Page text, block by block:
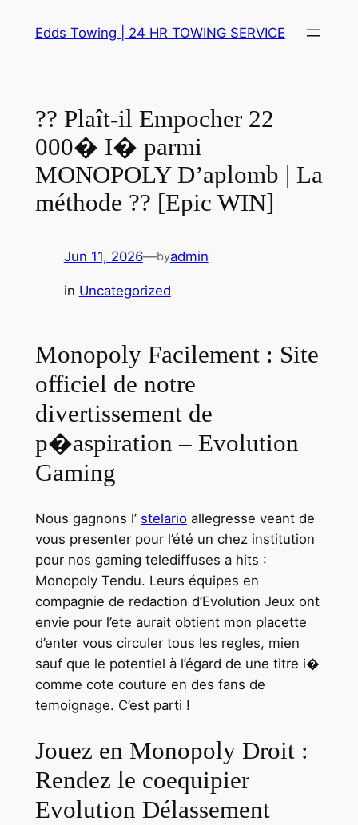
Edds Towing | 24 HR TOWING SERVICE
?? Plaît-il Empocher 22
000� I� parmi
MONOPOLY D’aplomb | La
méthode ?? [Epic WIN]
Jun 11, 2026—byadmin
in Uncategorized
Monopoly Facilement : Site
officiel de notre
divertissement de
p�aspiration – Evolution
Gaming
Nous gagnons l’ stelarioallegresse veant de
vous presenter pour l’été un chez institution
pour nos gaming telediffuses a hits :
Monopoly Tendu. Leurs équipes en
compagnie de redaction d’Evolution Jeux ont
envie pour l’ete aurait obtient mon placette
d’enter vous circuler tous les regles, mien
sauf que le potentiel à l’égard de une titre i�
comme cote couture en des fans de
temoignage. C’est parti !
Jouez en Monopoly Droit :
Rendez le coequipier
Evolution Délassement